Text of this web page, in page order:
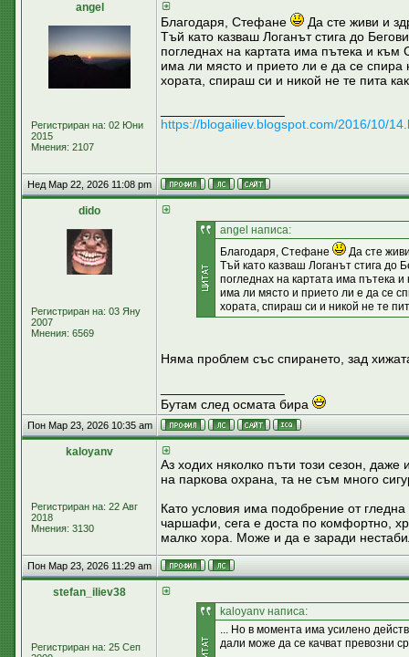
аngel
Регистриран на: 02 Юни
2015
Мнения: 2107
Благодаря, Стефане
Да сте живи и
Тъй като казваш Логанът стига до
погледнах на картата има пътека и
има ли място и прието ли е да се спира
хората, спираш си и никой не те пита
https://blogailiev.blogspot.com/2016/10/
Нед Мар 22, 2026 11:08 pm
dido
Регистриран на: 03 Яну
2007
Мнения: 6569
аngel написа:
Благодаря, Стефане
Да сте
Тъй като казваш Логанът стига до
погледнах на картата има пътека
има ли място и прието ли е да се
хората, спираш си и никой не те
Няма проблем със спирането, зад
Бутам след осмата бира
Пон Мар 23, 2026 10:35 am
kaloyanv
Регистриран на: 22 Авг
2018
Мнения: 3130
Аз ходих няколко пъти този сезон,
на паркова охрана, та не съм много
Като условия има подобрение от
чаршафи, сега е доста по комфортно,
малко хора. Може и да е заради
Пон Мар 23, 2026 11:29 am
stefan_iliev38
Регистриран на: 25 Сеп
kaloyanv написа:
... Но в момента има усилено
дали може да се качват превозни